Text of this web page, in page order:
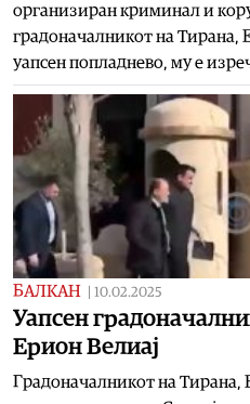
организиран криминал и
градоначалникот на Тирана,
уапсен попладнево, му е
БАЛКАН 10.02.2025
Уапсен
Ерион Велиај
Градоначалникот на Тирана,